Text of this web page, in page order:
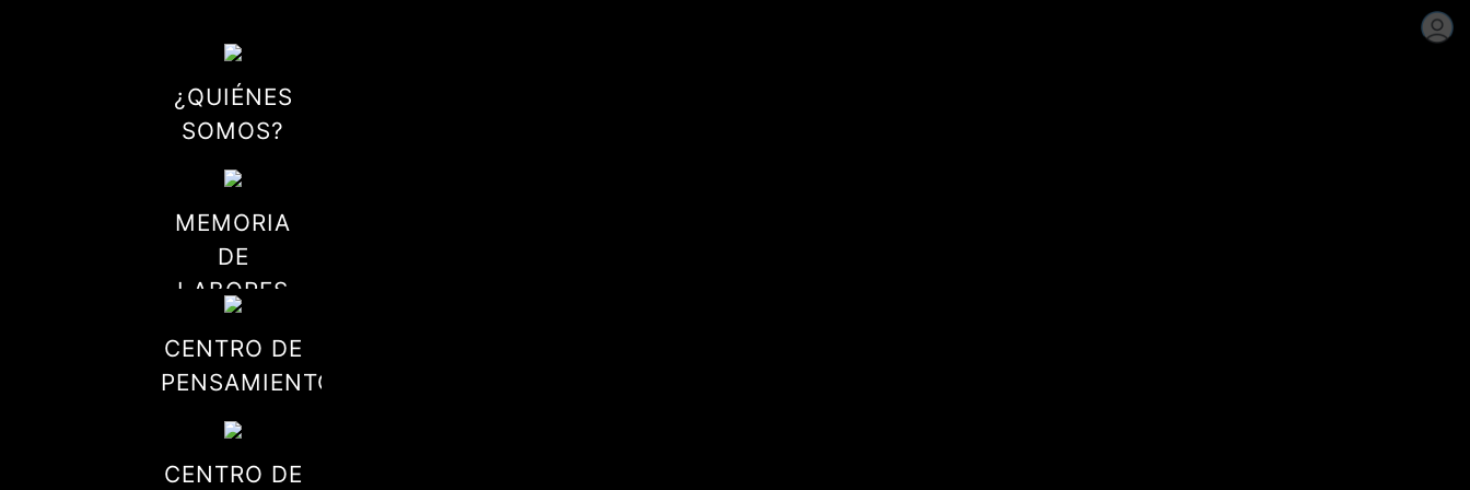
¿QUIÉNES
SOMOS?
MEMORIA
DE
LABORES
CENTRO DE
PENSAMIENTO
CENTRO DE